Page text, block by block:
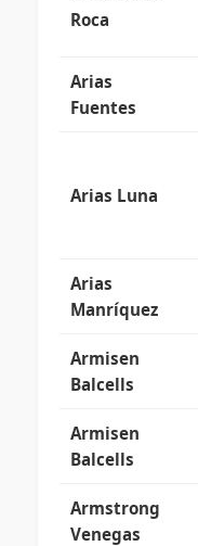
Roca
Arias
Fuentes
Arias Luna
Arias
Manríquez
Armisen
Balcells
Armisen
Balcells
Armstrong
Venegas